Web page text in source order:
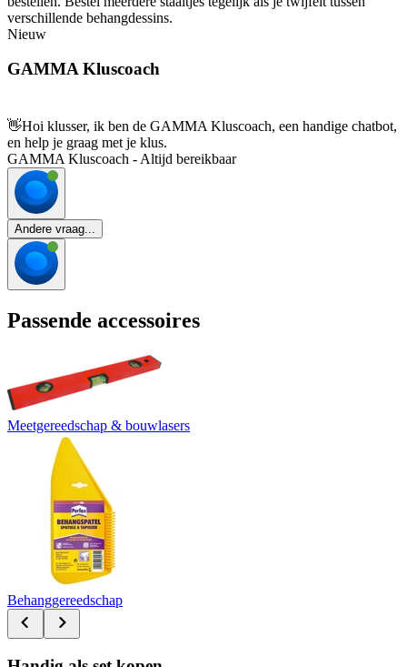
verschillende behangdessins.
Nieuw
GAMMA Kluscoach
👋Hoi klusser, ik ben de GAMMA Kluscoach, een handige chatbot,
en help je graag met je klus.
GAMMA Kluscoach - Altijd bereikbaar
Andere vraag...
Passende accessoires
Meetgereedschap & bouwlasers
Behanggereedschap